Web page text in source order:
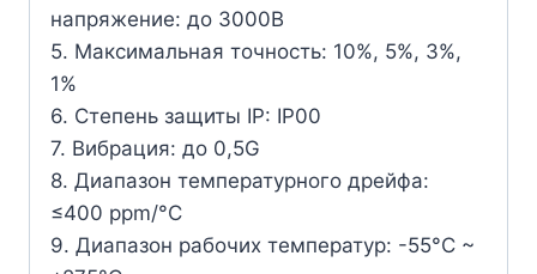
напряжение: до 3000В
5. Максимальная точность: 10%, 5%, 3%,
1%
6. Степень защиты IP: IP00
7. Вибрация: до 0,5G
8. Диапазон температурного дрейфа:
≤400 ppm/°C
9. Диапазон рабочих температур: -55°C ~